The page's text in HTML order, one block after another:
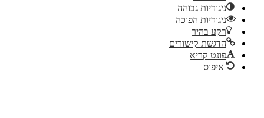
ניגודיות גבוהה
ניגודיות הפוכה
רקע בהיר
הדגשת קישורים
פונט קריא
איפוס